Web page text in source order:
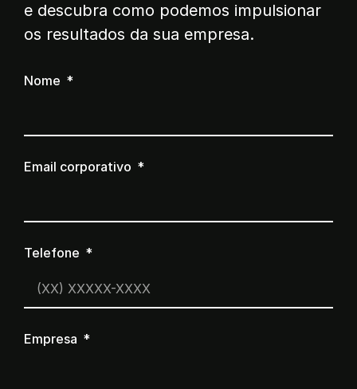
e descubra como podemos impulsionar
os resultados da sua empresa.
Nome
Email corporativo
Telefone
Empresa